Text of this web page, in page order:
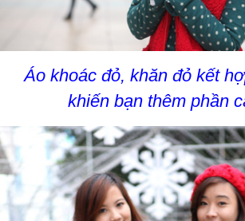
Áo khoác đỏ, khăn đỏ kết
khiến bạn thêm phần